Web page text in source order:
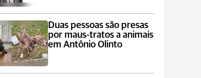
Duas pessoas são presas
por maus-tratos a animais
em Antônio Olinto